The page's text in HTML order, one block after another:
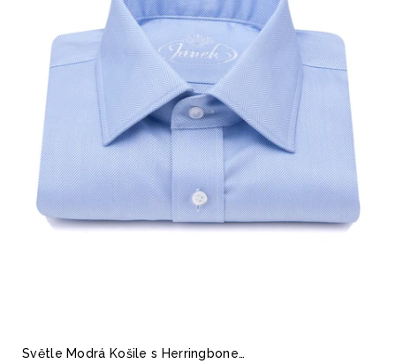
Světle Modrá Košile s Herringbone…